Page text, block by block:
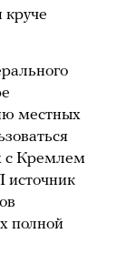
круче
местных
с Кремлем
источник
полной